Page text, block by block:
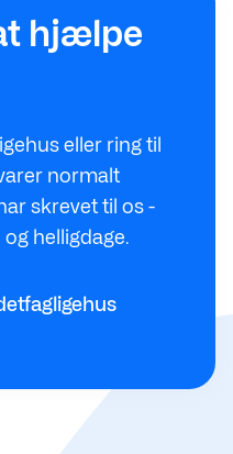
hjælpe
eller ring til
normalt
skrevet til os -
helligdage.